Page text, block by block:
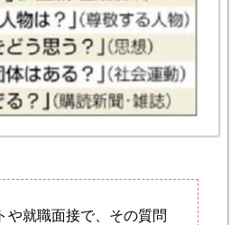
就職面接で、その質問